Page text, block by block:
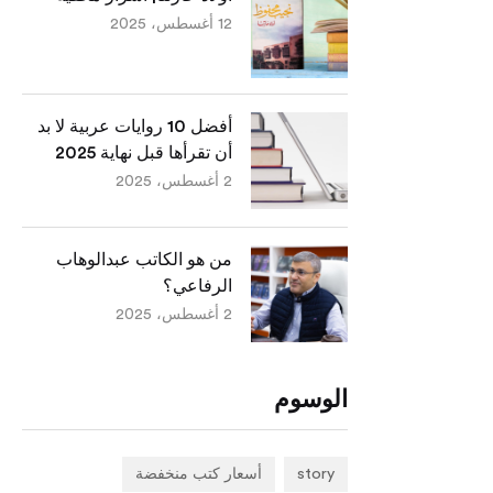
12 أغسطس، 2025
أفضل 10 روايات عربية لا بد
أن تقرأها قبل نهاية 2025
2 أغسطس، 2025
من هو الكاتب عبدالوهاب
الرفاعي؟
2 أغسطس، 2025
الوسوم
story أسعار كتب منخفضة